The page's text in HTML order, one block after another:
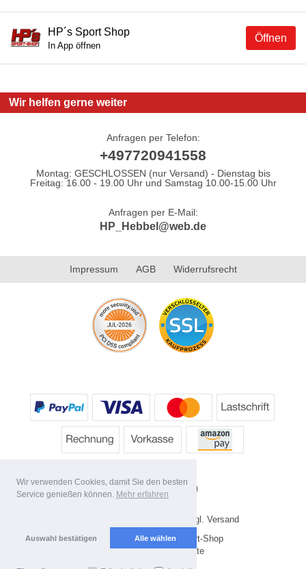
Wir verwenden Cookies, damit Sie den besten
Service genießen können. Mehr erfahren
Auswahl bestätigen Alle wählen
Öffnen
HP´s Sport Shop
In App öffnen
Wir helfen gerne weiter
Anfragen per Telefon:
+497720941558
Montag: GESCHLOSSEN (nur Versand) - Dienstag bis
Freitag: 16.00 - 19.00 Uhr und Samstag 10.00-15.00 Uhr
Anfragen per E-Mail:
HP_Hebbel@web.de
Impressum AGB Widerrufsrecht
* Alle Preise inkl. MwSt. evtl. zzgl. Versand
Copyright 2026 by HP's Sport-Shop
Mobile Shop by Shopgate